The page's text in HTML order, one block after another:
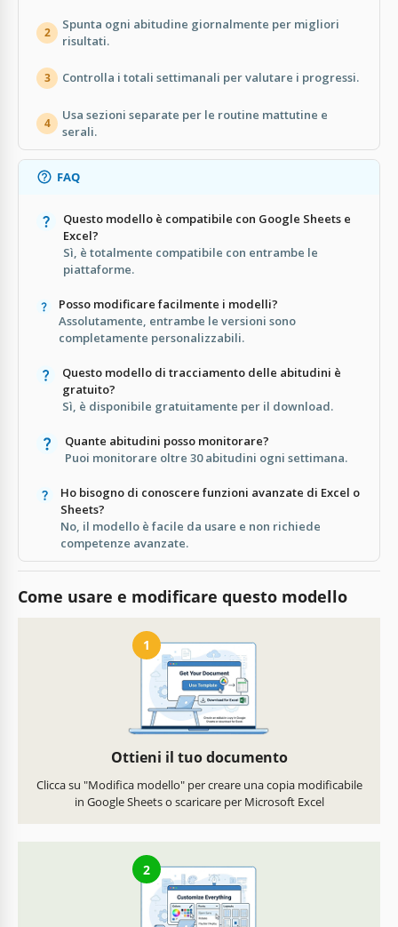
2
Spunta ogni abitudine giornalmente per migliori
risultati.
3 Controlla i totali settimanali per valutare i progressi.
4
Usa sezioni separate per le routine mattutine e
serali.
FAQ
Questo modello è compatibile con Google Sheets e
Excel?
Sì, è totalmente compatibile con entrambe le
piattaforme.
Posso modificare facilmente i modelli?
Assolutamente, entrambe le versioni sono
completamente personalizzabili.
Questo modello di tracciamento delle abitudini è
gratuito?
Sì, è disponibile gratuitamente per il download.
Quante abitudini posso monitorare?
Puoi monitorare oltre 30 abitudini ogni settimana.
Ho bisogno di conoscere funzioni avanzate di Excel o
Sheets?
No, il modello è facile da usare e non richiede
competenze avanzate.
Come usare e modificare questo modello
1
Ottieni il tuo documento
Clicca su "Modifica modello" per creare una copia modificabile
in Google Sheets o scaricare per Microsoft Excel
2